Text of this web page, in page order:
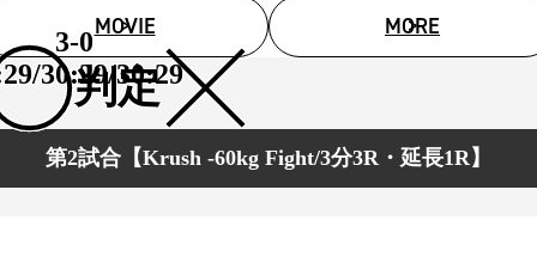
判定
3-0
30:29/30:29
MOVIE MORE
第2試合【Krush -60kg Fight/3分3R・延長1R】